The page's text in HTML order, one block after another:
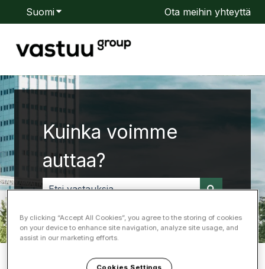
SuomiNäytä käännöksien alavalikkoOta meihin yhteyttä
Kuinka voimme
auttaa?
Ohjekeskus Vastuu Group
By clicking “Accept All Cookies”, you agree to the storing of cookies
on your device to enhance site navigation, analyze site usage, and
assist in our marketing efforts.
Cookies Settings